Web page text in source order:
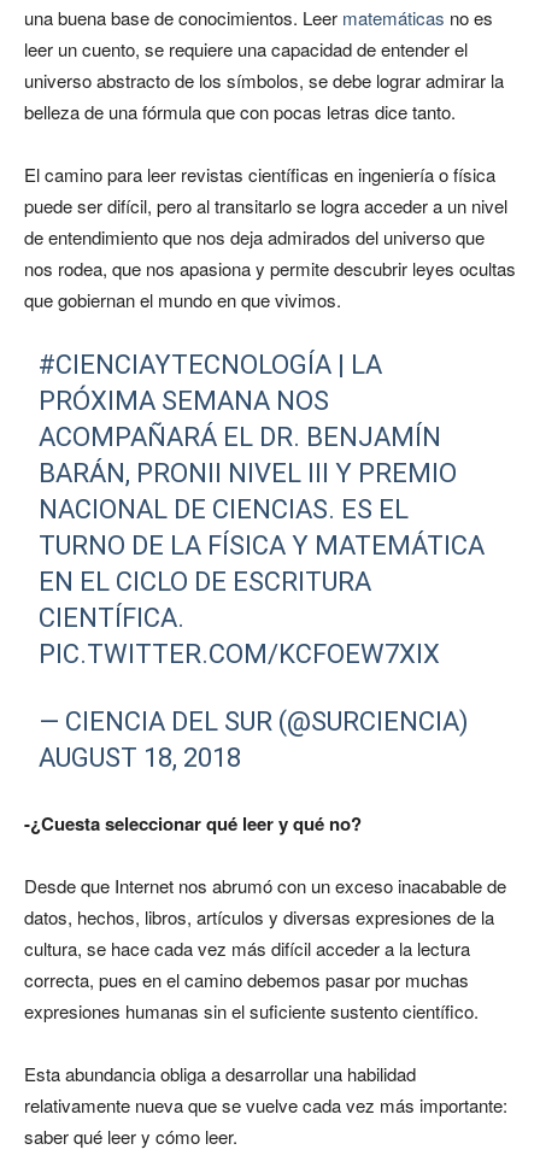
una buena base de conocimientos. Leer matemáticas no es
leer un cuento, se requiere una capacidad de entender el
universo abstracto de los símbolos, se debe lograr admirar la
belleza de una fórmula que con pocas letras dice tanto.
El camino para leer revistas científicas en ingeniería o física
puede ser difícil, pero al transitarlo se logra acceder a un nivel
de entendimiento que nos deja admirados del universo que
nos rodea, que nos apasiona y permite descubrir leyes ocultas
que gobiernan el mundo en que vivimos.
#CIENCIAYTECNOLOGÍA | LA
PRÓXIMA SEMANA NOS
ACOMPAÑARÁ EL DR. BENJAMÍN
BARÁN, PRONII NIVEL III Y PREMIO
NACIONAL DE CIENCIAS. ES EL
TURNO DE LA FÍSICA Y MATEMÁTICA
EN EL CICLO DE ESCRITURA
CIENTÍFICA.
PIC.TWITTER.COM/KCFOEW7XIX
— CIENCIA DEL SUR (@SURCIENCIA)
AUGUST 18, 2018
-¿Cuesta seleccionar qué leer y qué no?
Desde que Internet nos abrumó con un exceso inacabable de
datos, hechos, libros, artículos y diversas expresiones de la
cultura, se hace cada vez más difícil acceder a la lectura
correcta, pues en el camino debemos pasar por muchas
expresiones humanas sin el suficiente sustento científico.
Esta abundancia obliga a desarrollar una habilidad
relativamente nueva que se vuelve cada vez más importante:
saber qué leer y cómo leer.